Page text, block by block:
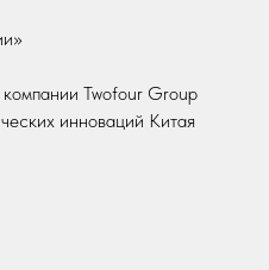
Twofour Group
инноваций Китая